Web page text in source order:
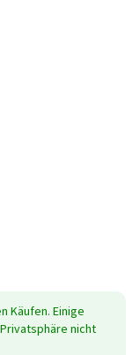
Käufen. Einige
nicht